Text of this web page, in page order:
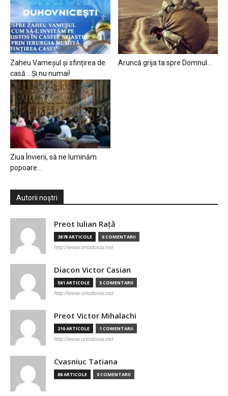
Zaheu Vameșul și sfințirea de
casă… Și nu numai!
Aruncă grija ta spre Domnul…
Ziua Învierii, să ne luminăm
popoare…
Autorii noștri
Preot Iulian Raţă
3878 ARTICOLE 6 COMENTARII
http://www.ortodoxia.md
Diacon Victor Casian
581 ARTICOLE 5 COMENTARII
http://www.ortodoxia.md
Preot Victor Mihalachi
210 ARTICOLE 1 COMENTARII
http://www.ortodoxia.md
Cvasniuc Tatiana
88 ARTICOLE 0 COMENTARII